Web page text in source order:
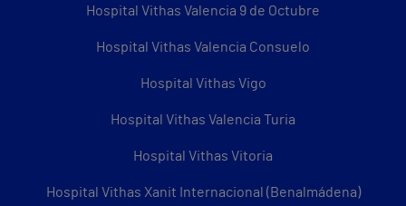
Hospital Vithas Valencia 9 de Octubre
Hospital Vithas Valencia Consuelo
Hospital Vithas Vigo
Hospital Vithas Valencia Turia
Hospital Vithas Vitoria
Hospital Vithas Xanit Internacional (Benalmádena)